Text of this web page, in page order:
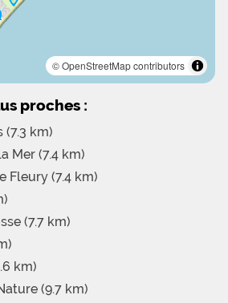
© OpenStreetMap contributors
proches :
(7.3 km)
Mer (7.4 km)
Fleury (7.4 km)
(7.7 km)
km)
(9.7 km)